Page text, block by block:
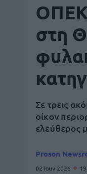
στη
Σε τρεις
οίκον
ελεύθερος
Proson
02 Ιουν 2026